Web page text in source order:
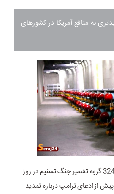
به منافع آمریکا در کشورهای
؛ گزارش شماره 324 گروه تفسیر جنگ تسنیم در روز
از ادعای ترامپ درباره تمدید